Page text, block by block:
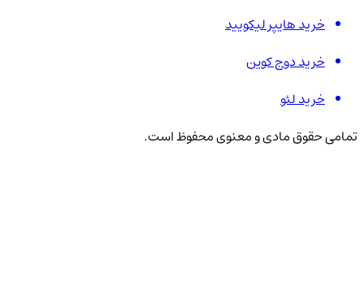
خرید هایپر لیکویید
خرید دوج کوین
خرید لئو
تمامی حقوق مادی و معنوی محفوظ است.